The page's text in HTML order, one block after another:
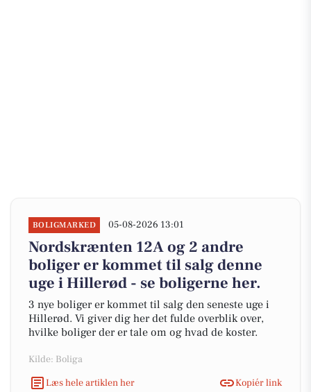
BOLIGMARKED 05-08-2026 13:01
Nordskrænten 12A og 2 andre
boliger er kommet til salg denne
uge i Hillerød - se boligerne her.
3 nye boliger er kommet til salg den seneste uge i
Hillerød. Vi giver dig her det fulde overblik over,
hvilke boliger der er tale om og hvad de koster.
Kilde: Boliga
Læs hele artiklen her
Kopiér link